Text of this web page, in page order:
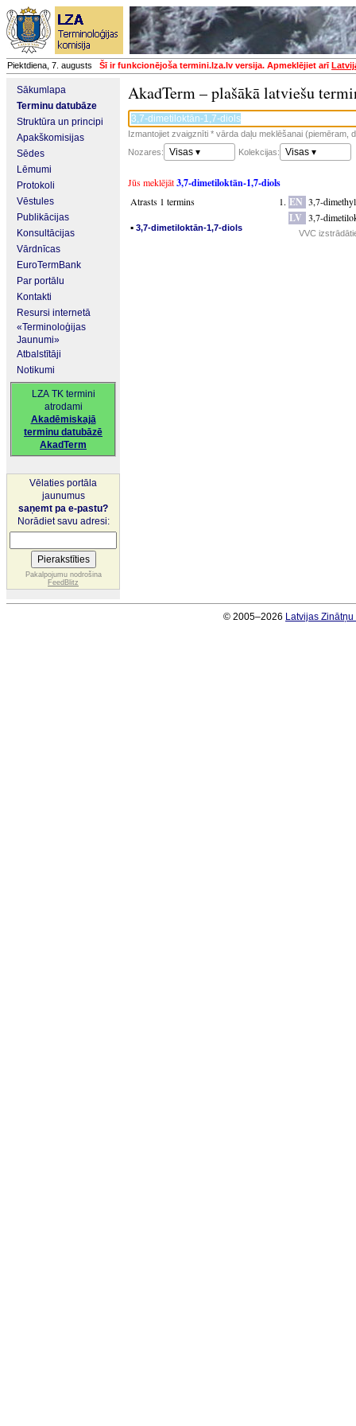
Piektdiena, 7. augusts Šī ir funkcionējoša termini.lza.lv versija. Apmeklējiet arī
Sākumlapa
Terminu datubāze
Struktūra un principi
Apakškomisijas
Sēdes
Lēmumi
Protokoli
Vēstules
Publikācijas
Konsultācijas
Vārdnīcas
EuroTermBank
Par portālu
Kontakti
Resursi internetā
«Terminoloģijas
Jaunumi»
Atbalstītāji
Notikumi
LZA TK termini
atrodami
Akadēmiskajā
terminu datubāzē
AkadTerm
Vēlaties portāla
jaunumus
saņemt pa e-pastu?
Norādiet savu adresi:
Pakalpojumu nodrošina
FeedBlitz
AkadTerm – plašākā latviešu
Izmantojiet zvaigznīti * vārda daļu meklēšanai (piemēram,
Nozares:
Visas ▾ Kolekcijas: Visas ▾
Jūs meklējāt3,7-dimetiloktān-1,7-diols
Atrasts 1 termins
▪ 3,7-dimetiloktān-1,7-diols
EN 3,7-
LV 3,7-
VVC
© 2005–2026 Latvijas